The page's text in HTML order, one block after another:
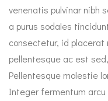
venenatis pulvinar nibh
a purus sodales
consectetur, id
pellentesque ac est
Pellentesque molestie
Integer fermentum